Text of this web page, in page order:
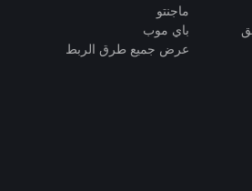
ماجنتو
باي موب
عرض جميع طرق الربط